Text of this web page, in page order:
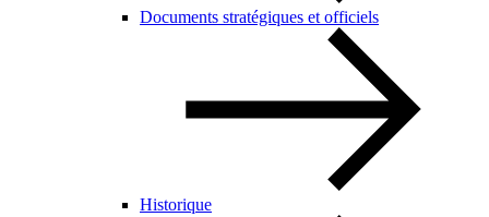
Documents stratégiques et officiels
Historique